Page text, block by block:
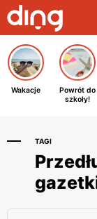
Wakacje
Powrót do
szkoły!
TAGI